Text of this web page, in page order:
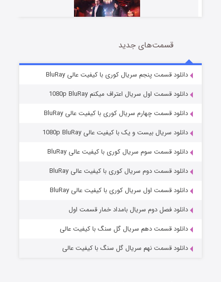
سریال زشت
قسمت2 (زیرنویس) منتشر شد
مردگان متحرک: شهر مرده ۳
قسمت2 (زیرنویس) منتشر شد
قسمت‌های جدید
دانلود قسمت پنجم سریال کوری با کیفیت عالی BluRay
دانلود قسمت اول سریال اعتراف میکنم 1080p BluRay
دانلود قسمت چهارم سریال کوری با کیفیت عالی BluRay
دانلود سریال بیست و یک با کیفیت عالی 1080p BluRay
دانلود قسمت سوم سریال کوری با کیفیت عالی BluRay
دانلود قسمت دوم سریال کوری با کیفیت عالی BluRay
دانلود قسمت اول سریال کوری با کیفیت عالی BluRay
دانلود فصل دوم سریال بامداد خمار قسمت اول
دانلود قسمت دهم سریال گل سنگ با کیفیت عالی
دانلود قسمت نهم سریال گل سنگ با کیفیت عالی